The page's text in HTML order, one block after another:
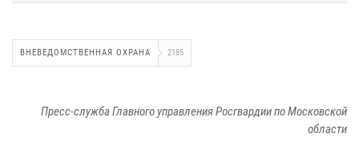
ВНЕВЕДОМСТВЕННАЯ ОХРАНА 2185
Пресс-служба Главного управления Росгвардии по Московской
области